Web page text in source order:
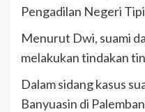
Pengadilan Negeri
Menurut Dwi, suami
melakukan tindakan
Dalam sidang kasus
Banyuasin di